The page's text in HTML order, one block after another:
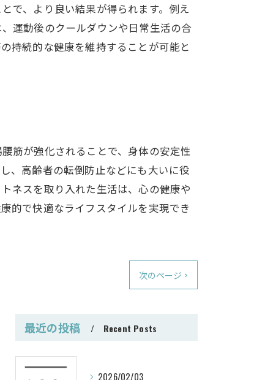
で、より良い結果が得られます。例え
運動後のクールダウンや日常生活の合
持続的な健康を維持することが可能と
筋が強化されることで、身体の安定性
、高齢者の転倒防止などにも大いに役
ネスを取り入れた生活は、心の健康や
的で快適なライフスタイルを実現でき
次のページ >
最近の投稿 Recent Posts
2026/02/03